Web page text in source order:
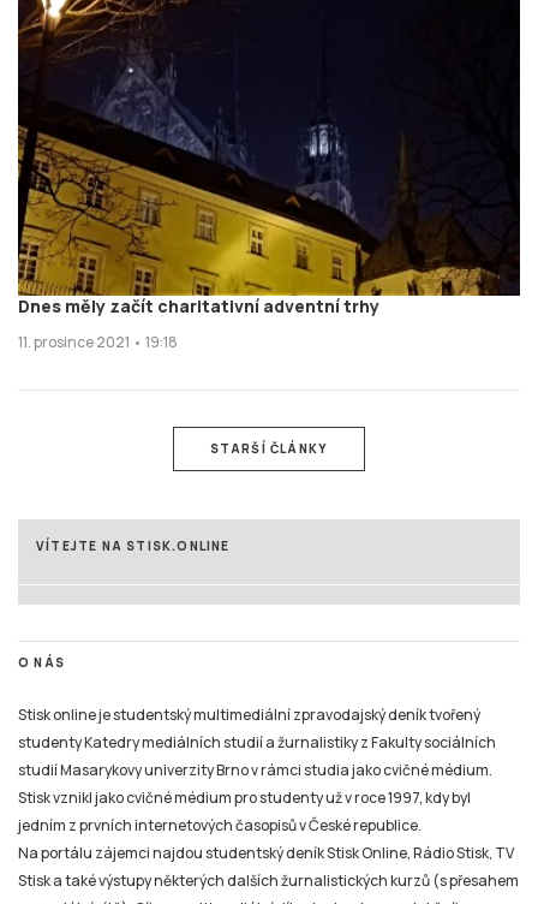
Dnes měly začít charitativní adventní trhy
11. prosince 2021 • 19:18
STARŠÍ ČLÁNKY
VÍTEJTE NA STISK.ONLINE
O NÁS
Stisk online je studentský multimediální zpravodajský deník tvořený
studenty Katedry mediálních studií a žurnalistiky z Fakulty sociálních
studií Masarykovy univerzity Brno v rámci studia jako cvičné médium.
Stisk vznikl jako cvičné médium pro studenty už v roce 1997, kdy byl
jedním z prvních internetových časopisů v České republice.
Na portálu zájemci najdou studentský deník Stisk Online, Rádio Stisk, TV
Stisk a také výstupy některých dalších žurnalistických kurzů (s přesahem